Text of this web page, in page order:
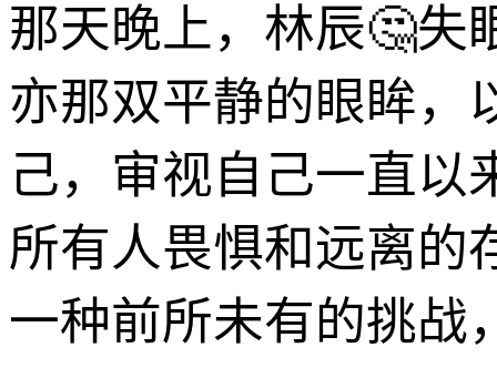
那天晚上，林辰🤔失
亦那双平静的眼眸，
己，审视自己一直以
所有人畏惧和远离的
一种前所未有的挑战